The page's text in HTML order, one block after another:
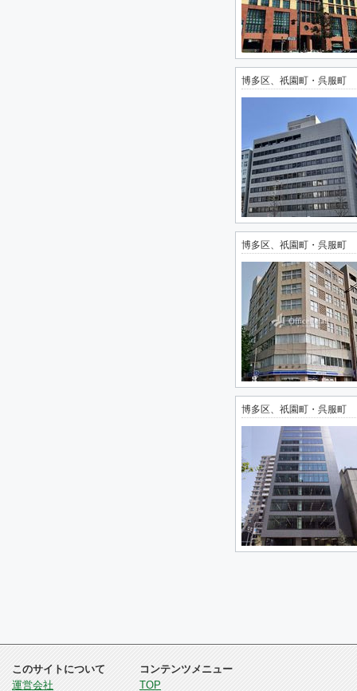
博多区、祇園町・呉服町
博多区、祇園町・呉服町
博多区、祇園町・呉服町
このサイトについて
運営会社
コンテンツメニュー
TOP